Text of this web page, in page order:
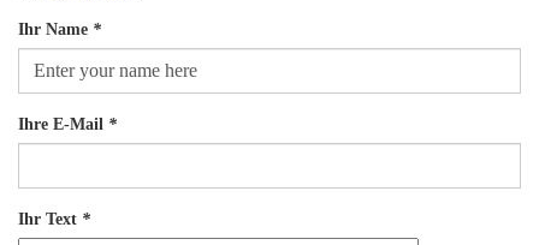
Ihr Name *
Ihre E-Mail *
Ihr Text *